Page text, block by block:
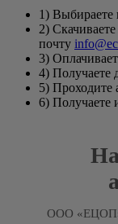
1) Выбираете
2)
почту
3)
4) Получаете
5) Проходите
6) Получаете
ООО «ЕЦОП»